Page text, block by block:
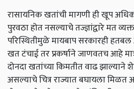
रासायनिक खतांची मागणी ही खूप
पुरवठा होत नसल्याचे तज्ज्ञांद्वारे मत
परिस्थितीमुळे मायबाप सरकारही
खत टंचाई तर प्रकर्षाने जाणवतच आहे
दोनदा खतांच्या किमतीत वाढ झाल्याने
असल्याचे चित्र राज्यात बघायला मिळत